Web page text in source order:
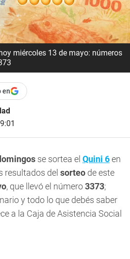
miércoles 13 de mayo: números
en
se sortea el Quini 6en
resultados del sorteo de este
, que llevó el número3373;
y todo lo que debés saber
a la Caja de Asistencia Social